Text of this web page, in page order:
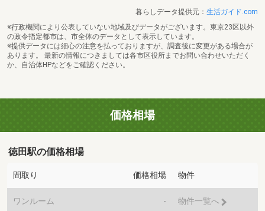
暮らしデータ提供元： 生活ガイド.com
※行政機関により公表していない地域及びデータがございます。東京23区以外
の政令指定都市は、市全体のデータとして表示しています。
※提供データには細心の注意を払っておりますが、調査後に変更がある場合が
あります。 最新の情報につきましては各市区役所までお問い合わせいただく
か、自治体HPなどをご確認ください。
価格相場
徳田駅の価格相場
間取り 価格相場 物件
ワンルーム - 物件一覧へ